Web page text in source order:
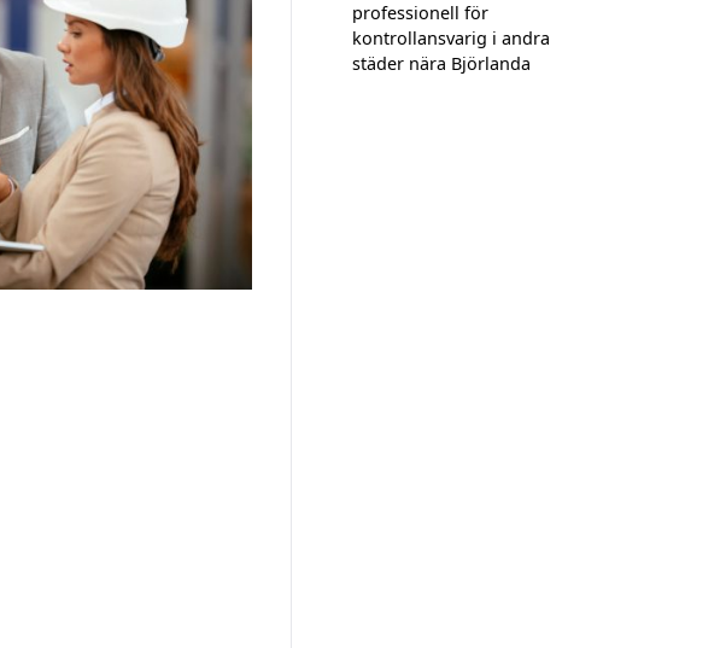
professionell för
kontrollansvarig i andra
städer nära Björlanda